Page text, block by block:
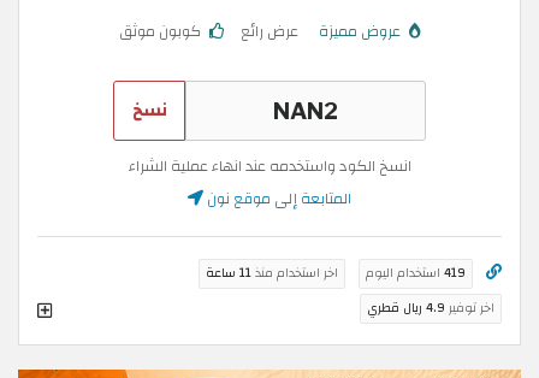
عروض مميزة عرض رائع كوبون موثق
نسخ
انسخ الكود واستخدمه عند انهاء عملية الشراء
المتابعة إلى موقع نون
419 استخدام اليوم اخر استخدام منذ11 ساعة
اخر توفير 4.9 ريال قطري